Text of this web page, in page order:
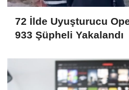
72 İlde Uyuşturucu
933 Şüpheli Yakalandı